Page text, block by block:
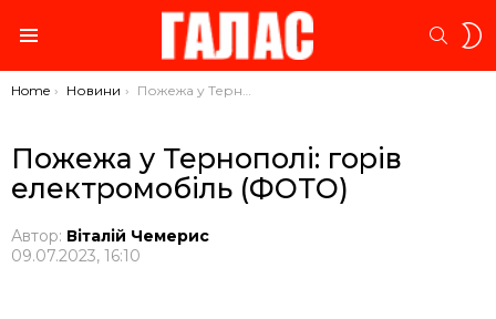
You are here:
Home Новини Пожежа у Тернополі: горів електромобіль (ФОТО)
Пожежа у Тернополі: горів
електромобіль (ФОТО)
Автор: Віталій Чемерис
09.07.2023, 16:10